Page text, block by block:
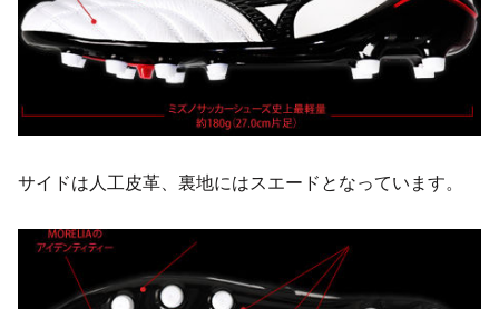
サイドは人工皮革、裏地にはスエードとなっています。